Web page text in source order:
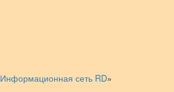
Информационная сеть RD»